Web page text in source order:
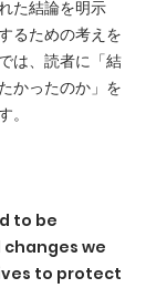
た結論を明示
るための考えを
は、読者に「結
かったのか」を
。
to be
we
to protect